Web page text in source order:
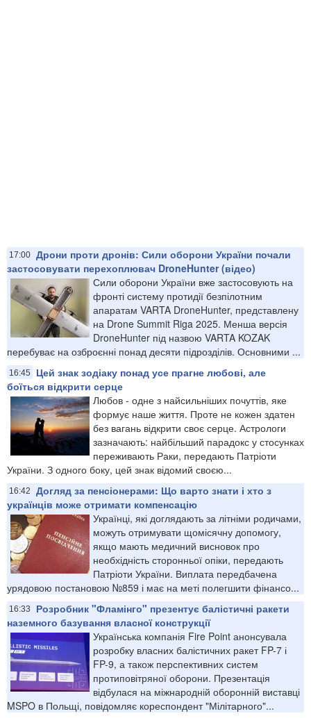
17:00 Дрони проти дронів: Сили оборони України почали
застосовувати перехоплювач DroneHunter (відео)
Сили оборони України вже застосовують на
фронті систему протидії безпілотним
апаратам VARTA DroneHunter, представлену
на Drone Summit Riga 2025. Менша версія
DroneHunter під назвою VARTA KOZAK
перебуває на озброєнні понад десяти підрозділів. Основними ...
16:45
Цей знак зодіаку понад усе прагне любові, але
боїться відкрити серце
Любов - одне з найсильніших почуттів, яке
формує наше життя. Проте не кожен здатен
без вагань відкрити своє серце. Астрологи
зазначають: найбільший парадокс у стосунках
переживають Раки, передають Патріоти
України. З одного боку, цей знак відомий своєю...
16:42
Догляд за пенсіонерами: Що варто знати і хто з
українців може отримати компенсацію
Українці, які доглядають за літніми родичами,
можуть отримувати щомісячну допомогу,
якщо мають медичний висновок про
необхідність сторонньої опіки, передають
Патріоти України. Виплата передбачена
урядовою постановою №859 і має на меті полегшити фінансо...
16:33
Розробник "Фламінго" презентує балістичні ракети
наземного базування власної конструкції
Українська компанія Fire Point анонсувала
розробку власних балістичних ракет FP-7 і
FP-9, а також перспективних систем
протиповітряної оборони. Презентація
відбулася на міжнародній оборонній виставці
MSPO в Польщі, повідомляє кореспондент "Мілітарного"...